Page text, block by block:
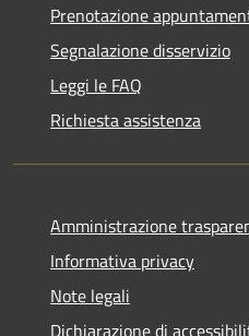
Prenotazione
Segnalazione disservizio
Leggi le FAQ
Richiesta assistenza
Amministrazione
Informativa privacy
Note legali
Dichiarazione di